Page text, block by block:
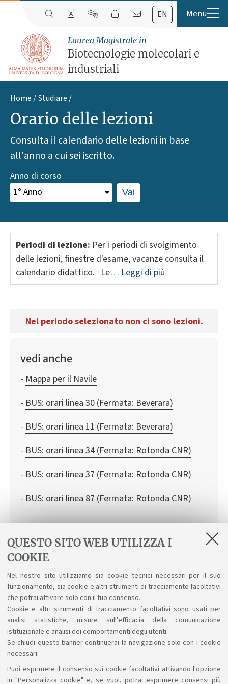
QUESTO SITO WEB UTILIZZA I
COOKIE
Nel nostro sito utilizziamo sia cookie tecnici necessari per il suo
funzionamento, sia cookie e altri strumenti di tracciamento facoltativi
che potrai attivare solo con il tuo consenso.
Cookie e altri strumenti di tracciamento facoltativi sono usati per
analisi statistiche, misure sull'efficacia della comunicazione
istituzionale e analisi dei comportamenti degli utenti.
Se chiudi questo banner continuerai la navigazione solo con i cookie
necessari.
Puoi esprimere il consenso sui cookie facoltativi attivando l'opzione
in "Personalizza cookie" e, se vuoi, potrai esprimere consensi più
EN
Laurea Magistrale in
Biotecnologie molecolari e
industriali
Home Studiare
Orario delle lezioni
Consulta il calendario delle lezioni in base
all'anno a cui sei iscritto.
Anno di corso
Vai
Periodi di lezione: Per i periodi di svolgimento
delle lezioni, finestre d'esame, vacanze consulta il
calendario didattico. Le… Leggi di più
Nel periodo selezionato non ci sono lezioni.
vedi anche
Mappa per il Navile
BUS: orari linea 30 (Fermata: Beverara)
BUS: orari linea 11 (Fermata: Beverara)
BUS: orari linea 34 (Fermata: Rotonda CNR)
BUS: orari linea 37 (Fermata: Rotonda CNR)
BUS: orari linea 87 (Fermata: Rotonda CNR)
Idoneità linguistica
Centro Linguistico di Ateneo
Sosteniamo il diritto alla conoscenza